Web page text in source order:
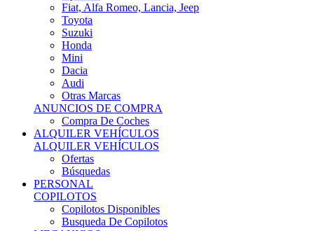
Toyota
Suzuki
Honda
Mini
Dacia
Audi
Otras Marcas
ANUNCIOS DE COMPRA
Compra De Coches
ALQUILER VEHÍCULOS
ALQUILER VEHÍCULOS
Ofertas
Búsquedas
PERSONAL
COPILOTOS
Copilotos Disponibles
Busqueda De Copilotos
MECANICOS